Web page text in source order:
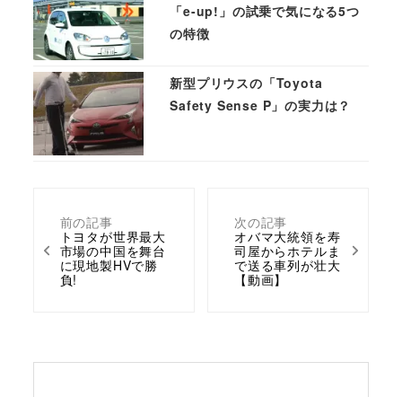
前の記事
トヨタが世界最大
市場の中国を舞台
に現地製HVで勝
負!
次の記事
オバマ大統領を寿
司屋からホテルま
で送る車列が壮大
【動画】
「e-up!」の試乗で気になる5つ
の特徴
新型プリウスの「Toyota
Safety Sense P」の実力は？